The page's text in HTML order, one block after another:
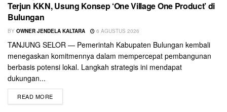
Terjun KKN, Usung Konsep ‘One Village One Product’ di
Bulungan
BY OWNER JENDELA KALTARA 6 AGUSTUS 2026
TANJUNG SELOR — Pemerintah Kabupaten Bulungan kembali
menegaskan komitmennya dalam mempercepat pembangunan
berbasis potensi lokal. Langkah strategis ini mendapat
dukungan...
READ MORE